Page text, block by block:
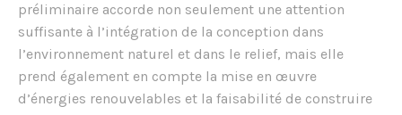
préliminaire accorde non seulement une attention
suffisante à l’intégration de la conception dans
l’environnement naturel et dans le relief, mais elle
prend également en compte la mise en œuvre
d’énergies renouvelables et la faisabilité de construire